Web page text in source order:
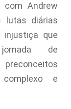
com Andrew
lutas diárias
que
de
e